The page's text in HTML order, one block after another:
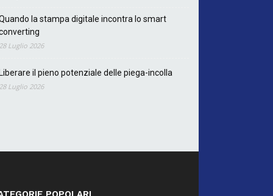
la stampa digitale incontra lo smart
Luglio 2026
il pieno potenziale delle piega-incolla
Luglio 2026